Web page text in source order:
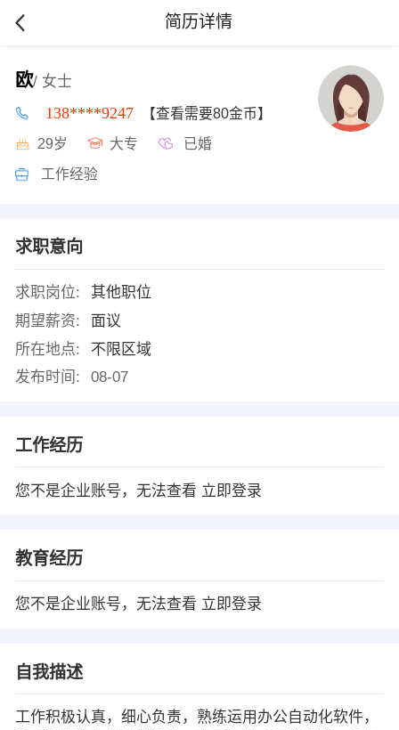
简历详情
欧/ 女士
138****9247 【查看需要80金币】
29岁 大专 已婚
工作经验
求职意向
求职岗位:
其他职位
期望薪资:
面议
所在地点:
不限区域
发布时间:
08-07
工作经历
您不是企业账号，无法查看 立即登录
教育经历
您不是企业账号，无法查看 立即登录
自我描述
工作积极认真，细心负责，熟练运用办公自动化软件，